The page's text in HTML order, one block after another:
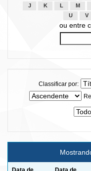
J
K L M
U
V
ou entre
Classificar por: